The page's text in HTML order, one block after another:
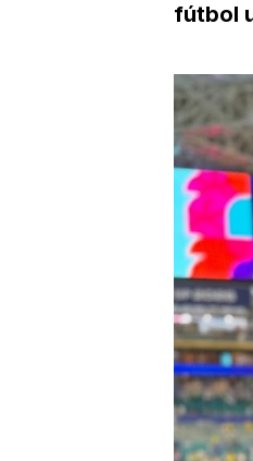
fútbol